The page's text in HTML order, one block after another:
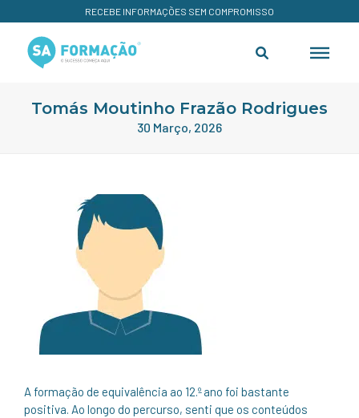
RECEBE INFORMAÇÕES SEM COMPROMISSO
Tomás Moutinho Frazão Rodrigues
30 Março, 2026
A formação de equivalência ao 12.º ano foi bastante
positiva. Ao longo do percurso, senti que os conteúdos